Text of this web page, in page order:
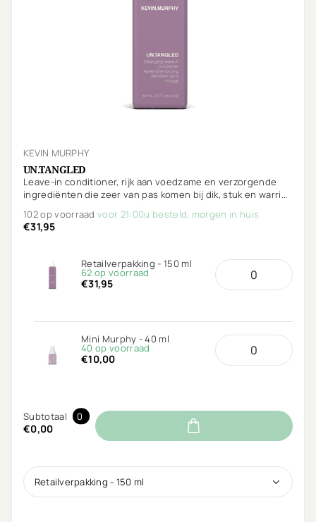
KEVIN MURPHY
UN.TANGLED
Leave-in conditioner, rijk aan voedzame en verzorgende
ingrediënten die zeer van pas komen bij dik, stuk en warrig
102 op voorraadvoor 21:00u besteld, morgen in huis
€31,95
Retailverpakking - 150 ml
62 op voorraad
€31,95
Mini Murphy - 40 ml
40 op voorraad
€10,00
Subtotaal 0
€0,00